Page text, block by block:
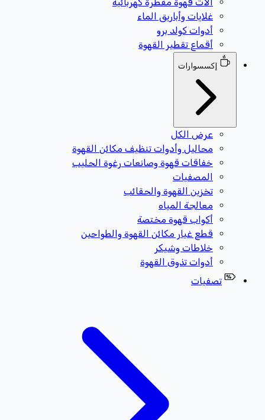
غلايات وأباريق الماء
أدوات كولد برو
أقماع تقطير القهوة
إكسسوارات
عرض الكل
محاليل وأدوات تنظيف مكائن القهوة
خفاقات قهوة وصانعات رغوة الحليب
المصفيات
تخزين القهوة والحقائب
معالجة المياه
أكواب قهوة مختصة
قطع غيار مكائن القهوة والطواحين
خلاطات وشيكر
أدوات تذوق القهوة
تصفيات